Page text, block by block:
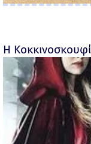
Η